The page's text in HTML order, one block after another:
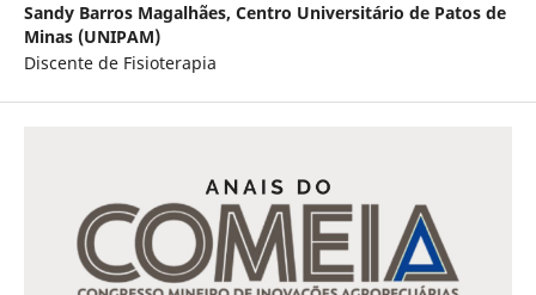
Sandy Barros Magalhães, Centro Universitário de Patos de
Minas (UNIPAM)
Discente de Fisioterapia